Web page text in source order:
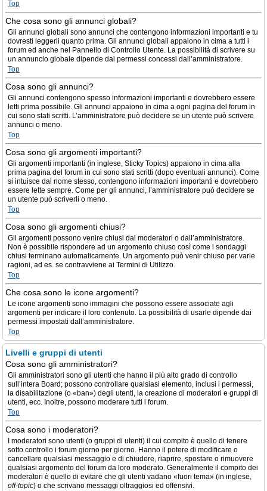
Top
Che cosa sono gli annunci globali?
Gli annunci globali sono annunci che contengono informazioni importanti e tu
dovresti leggerli quanto prima. Gli annunci globali appaiono in cima a tutti i
forum ed anche nel Pannello di Controllo Utente. La possibilità di scrivere su
un annuncio globale dipende dai permessi concessi dall’amministratore.
Top
Cosa sono gli annunci?
Gli annunci contengono spesso informazioni importanti e dovrebbero essere
letti prima possibile. Gli annunci appaiono in cima a ogni pagina del forum in
cui sono stati scritti. L’amministratore può decidere se un utente può scrivere
annunci o meno.
Top
Cosa sono gli argomenti importanti?
Gli argomenti importanti (in inglese, Sticky Topics) appaiono in cima alla
prima pagina del forum in cui sono stati scritti (dopo eventuali annunci). Come
si intuisce dal nome stesso, contengono informazioni importanti e dovrebbero
essere lette sempre. Come per gli annunci, l’amministratore può decidere se
un utente può scriverli o meno.
Top
Cosa sono gli argomenti chiusi?
Gli argomenti possono venire chiusi dai moderatori o dall’amministratore.
Non è possibile rispondere ad un argomento chiuso così come i sondaggi
chiusi terminano automaticamente. Un argomento può venir chiuso per varie
ragioni, ad es. se contravviene ai Termini di Utilizzo.
Top
Che cosa sono le icone argomenti?
Le icone argomenti sono immagini che possono essere associate agli
argomenti per indicare il loro contenuto. La possibilità di usarle dipende dai
permessi impostati dall’amministratore.
Top
Livelli e gruppi di utenti
Cosa sono gli amministratori?
Gli amministratori sono gli utenti che hanno il più alto grado di controllo
sull’intera Board; possono controllare qualsiasi elemento, inclusi i permessi,
la disabilitazione (o «ban») degli utenti, la creazione di moderatori e gruppi di
utenti, ecc. Inoltre, possono moderare tutti i forum.
Top
Cosa sono i moderatori?
I moderatori sono utenti (o gruppi di utenti) il cui compito è quello di tenere
sotto controllo i forum giorno per giorno. Hanno il potere di modificare o
cancellare qualsiasi messaggio e di chiudere, riaprire, spostare o rimuovere
qualsiasi argomento del forum da loro moderato. Generalmente il compito dei
moderatori è quello di evitare che gli utenti vadano «fuori tema» (in inglese,
off-topic) o che scrivano messaggi oltraggiosi ed offensivi.